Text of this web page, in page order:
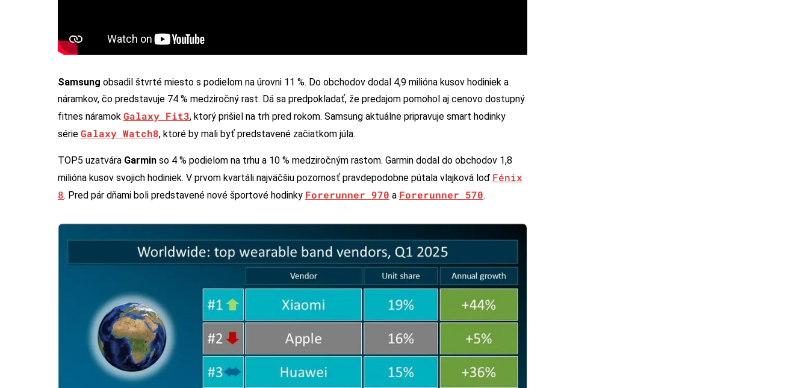
Samsung obsadil štvrté miesto s podielom na úrovni 11 %. Do obchodov dodal 4,9 milióna kusov hodiniek a
náramkov, čo predstavuje 74 % medziročný rast. Dá sa predpokladať, že predajom pomohol aj cenovo dostupný
fitnes náramok Galaxy Fit3, ktorý prišiel na trh pred rokom. Samsung aktuálne pripravuje smart hodinky
série Galaxy Watch8, ktoré by mali byť predstavené začiatkom júla.
TOP5 uzatvára Garmin so 4 % podielom na trhu a 10 % medziročným rastom. Garmin dodal do obchodov 1,8
milióna kusov svojich hodiniek. V prvom kvartáli najväčšiu pozornosť pravdepodobne pútala vlajková loď Fénix
8. Pred pár dňami boli predstavené nové športové hodinky Forerunner 970 a Forerunner 570.